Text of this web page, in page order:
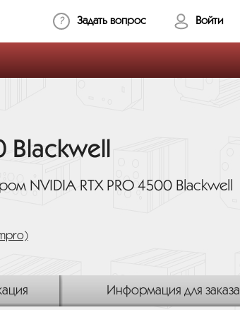
Задать вопрос Войти
Blackwell
NVIDIA RTX PRO 4500 Blackwell
Информация для заказа